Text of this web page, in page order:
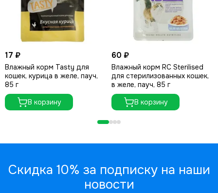
17 ₽
Влажный корм Tasty для
кошек, курица в желе, пауч,
85 г
В корзину
60 ₽
Влажный корм RC Sterilised
для стерилизованных кошек,
в желе, пауч, 85 г
В корзину
Скидка 10% за подписку на наши
новости